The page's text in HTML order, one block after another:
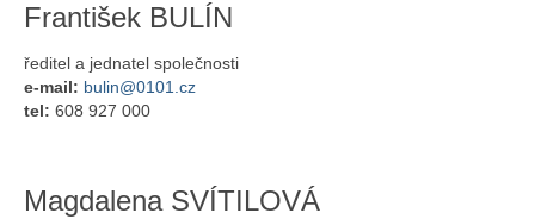
František BULÍN
ředitel a jednatel společnosti
e-mail: bulin@0101.cz
tel: 608 927 000
Magdalena SVÍTILOVÁ